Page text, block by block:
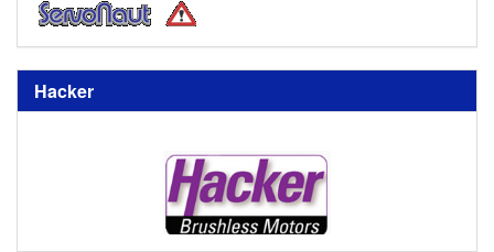
Hacker